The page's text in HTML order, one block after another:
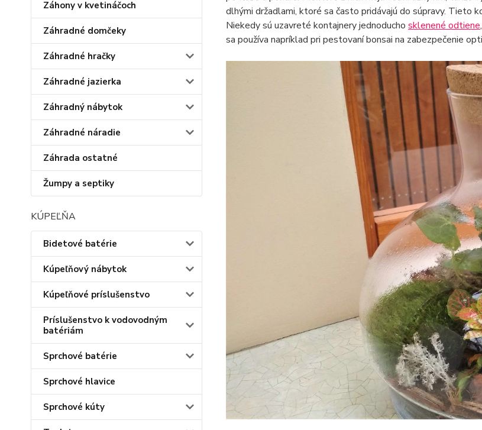
Záhony v kvetináčoch
Záhradné domčeky
Záhradné hračky
Záhradné jazierka
Záhradný nábytok
Záhradné náradie
Záhrada ostatné
Žumpy a septiky
KÚPEĽŇA
Bidetové batérie
Kúpeľňový nábytok
Kúpeľňové príslušenstvo
Príslušenstvo k vodovodným
batériám
Sprchové batérie
Sprchové hlavice
Sprchové kúty
dlhými držadlami, ktoré sa často pridávajú do súpravy. Tieto
Niekedy sú uzavreté kontajnery jednoducho sklenené odtiene
sa používa napríklad pri pestovaní bonsai na zabezpečenie